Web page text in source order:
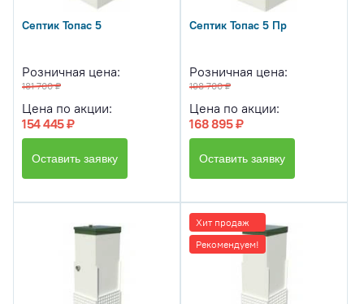
Септик Топас 5
Розничная цена:
181 700 ₽
Цена по акции:
154 445 ₽
Оставить заявку
Септик Топас 5 Пр
Розничная цена:
198 700 ₽
Цена по акции:
168 895 ₽
Оставить заявку
Хит продаж
Рекомендуем!